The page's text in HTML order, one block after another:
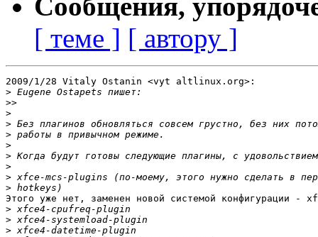
Сообщения,
[ теме ] [ автору ]
2009/1/28 Vitaly Ostanin <vyt altlinux.org>:
>
>>
>
>
>
>
>
>
>
>
Этого уже нет, заменен новой системой конфигурации -
>
>
>